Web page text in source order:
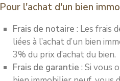
Pour l'achat d'un bien
Frais de notaire : Les frais
liées à l’achat d’un bien
3% du prix d’achat du bien.
Frais de garantie : Si vous